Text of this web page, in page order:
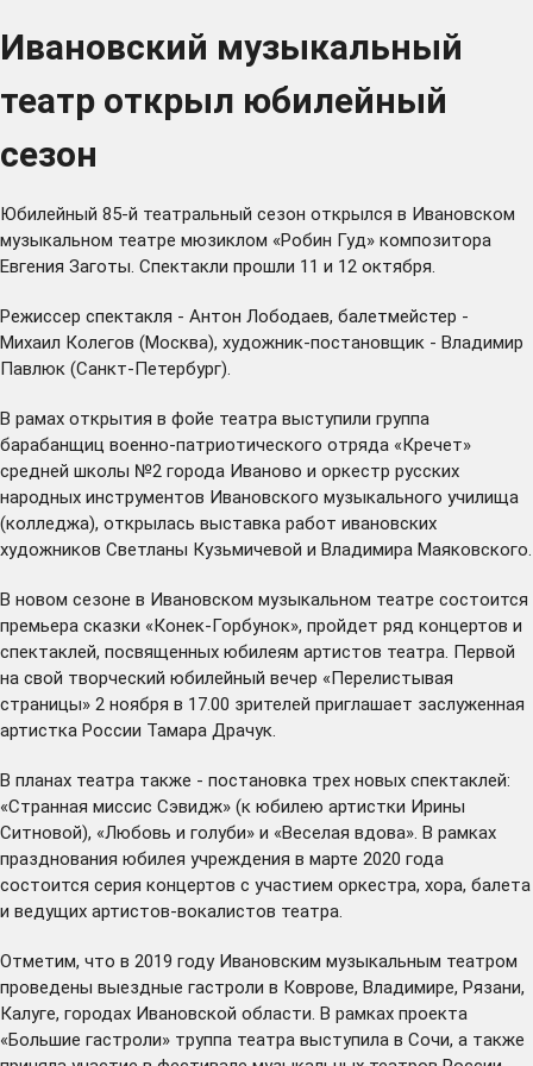
Ивановский музыкальный
театр открыл юбилейный
сезон
Юбилейный 85-й театральный сезон открылся в Ивановском
музыкальном театре мюзиклом «Робин Гуд» композитора
Евгения Заготы. Спектакли прошли 11 и 12 октября.
Режиссер спектакля - Антон Лободаев, балетмейстер -
Михаил Колегов (Москва), художник-постановщик - Владимир
Павлюк (Санкт-Петербург).
В рамах открытия в фойе театра выступили группа
барабанщиц военно-патриотического отряда «Кречет»
средней школы №2 города Иваново и оркестр русских
народных инструментов Ивановского музыкального училища
(колледжа), открылась выставка работ ивановских
художников Светланы Кузьмичевой и Владимира Маяковского.
В новом сезоне в Ивановском музыкальном театре состоится
премьера сказки «Конек-Горбунок», пройдет ряд концертов и
спектаклей, посвященных юбилеям артистов театра. Первой
на свой творческий юбилейный вечер «Перелистывая
страницы» 2 ноября в 17.00 зрителей приглашает заслуженная
артистка России Тамара Драчук.
В планах театра также - постановка трех новых спектаклей:
«Странная миссис Сэвидж» (к юбилею артистки Ирины
Ситновой), «Любовь и голуби» и «Веселая вдова». В рамках
празднования юбилея учреждения в марте 2020 года
состоится серия концертов с участием оркестра, хора, балета
и ведущих артистов-вокалистов театра.
Отметим, что в 2019 году Ивановским музыкальным театром
проведены выездные гастроли в Коврове, Владимире, Рязани,
Калуге, городах Ивановской области. В рамках проекта
«Большие гастроли» труппа театра выступила в Сочи, а также